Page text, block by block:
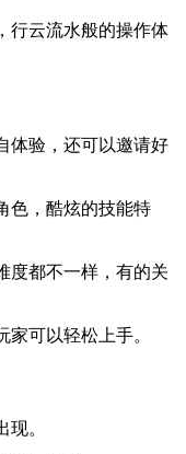
云流水般的操作体
验，还可以邀请好
，酷炫的技能特
都不一样，有的关
可以轻松上手。
。